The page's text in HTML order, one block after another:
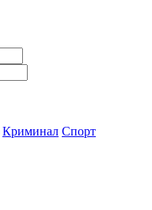
Криминал Спорт